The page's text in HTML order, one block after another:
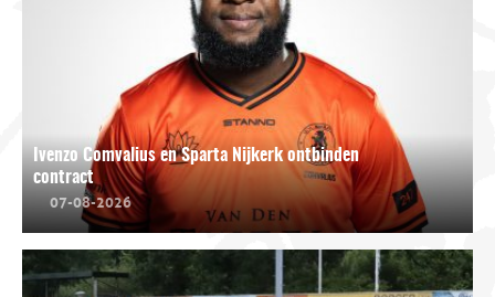
Ivenzo Comvalius en Sparta Nijkerk ontbinden
contract
07-08-2026